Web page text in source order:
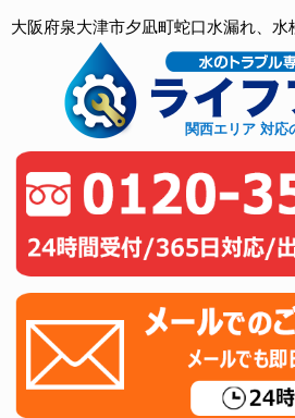
大阪府泉大津市夕凪町蛇口水漏れ、
関西エリア 対応